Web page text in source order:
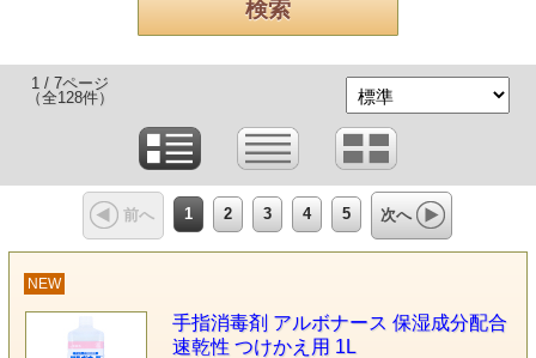
1 / 7ページ
（全128件）
前へ 1 2 3 4 5 次へ
NEW
手指消毒剤 アルボナース 保湿成分配合
速乾性 つけかえ用 1L